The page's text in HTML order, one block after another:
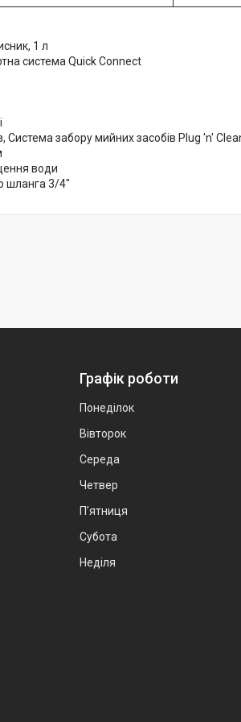
1 л
система Quick Connect
Система забору мийних засобів Plug 'n'
води
шланга 3/4"
Графік роботи
Понеділок
Вівторок
Середа
Четвер
Пʼятниця
Субота
Неділя